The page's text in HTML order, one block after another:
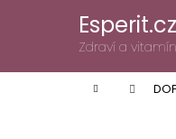
Esperit.cz
Zdraví a
Domů
í
Zpět
do
Zpět
do